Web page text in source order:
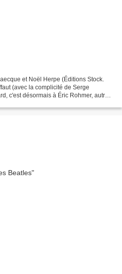
et Noël Herpe (Éditions Stock.
(avec la complicité de Serge
c'est désormais à Éric Rohmer, autre